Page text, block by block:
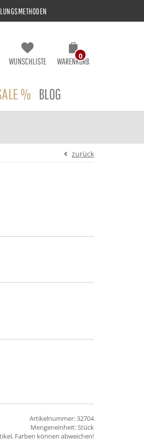
WUNSCHLISTE WARENKORB
0
% BLOG
zurück
Artikelnummer: 32704
Mengeneinheit: Stück
Farben können abweichen!